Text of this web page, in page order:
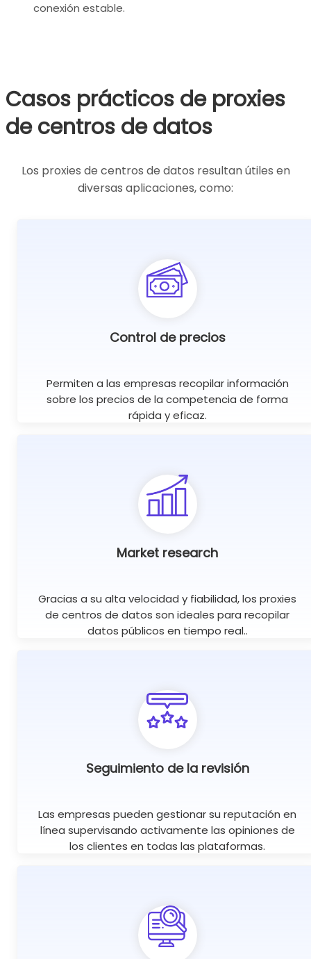
conexión estable.
Casos prácticos de proxies
de centros de datos
Los proxies de centros de datos resultan útiles en
diversas aplicaciones, como:
Control de precios
Permiten a las empresas recopilar información
sobre los precios de la competencia de forma
rápida y eficaz.
Market research
Gracias a su alta velocidad y fiabilidad, los proxies
de centros de datos son ideales para recopilar
datos públicos en tiempo real..
Seguimiento de la revisión
Las empresas pueden gestionar su reputación en
línea supervisando activamente las opiniones de
los clientes en todas las plataformas.